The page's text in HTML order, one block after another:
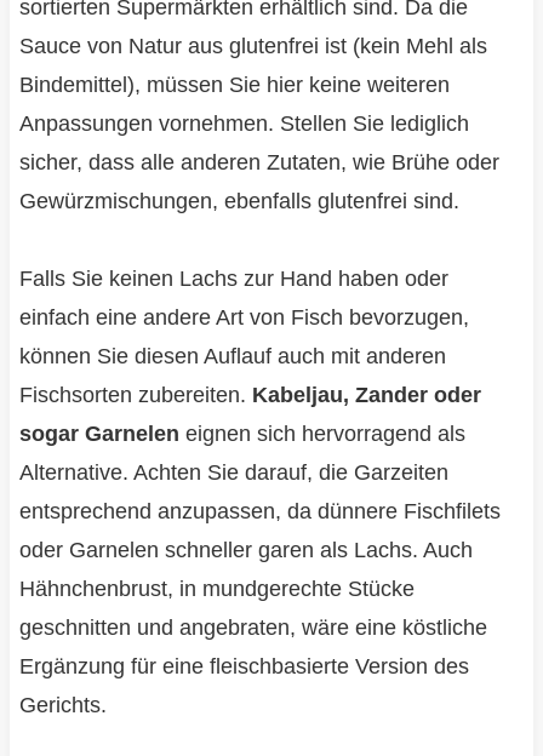
sortierten Supermärkten erhältlich sind. Da die
Sauce von Natur aus glutenfrei ist (kein Mehl als
Bindemittel), müssen Sie hier keine weiteren
Anpassungen vornehmen. Stellen Sie lediglich
sicher, dass alle anderen Zutaten, wie Brühe oder
Gewürzmischungen, ebenfalls glutenfrei sind.
Falls Sie keinen Lachs zur Hand haben oder
einfach eine andere Art von Fisch bevorzugen,
können Sie diesen Auflauf auch mit anderen
Fischsorten zubereiten. Kabeljau, Zander oder
sogar Garnelen eignen sich hervorragend als
Alternative. Achten Sie darauf, die Garzeiten
entsprechend anzupassen, da dünnere Fischfilets
oder Garnelen schneller garen als Lachs. Auch
Hähnchenbrust, in mundgerechte Stücke
geschnitten und angebraten, wäre eine köstliche
Ergänzung für eine fleischbasierte Version des
Gerichts.